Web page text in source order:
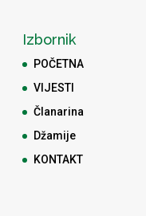
Izbornik
POČETNA
VIJESTI
Članarina
Džamije
KONTAKT